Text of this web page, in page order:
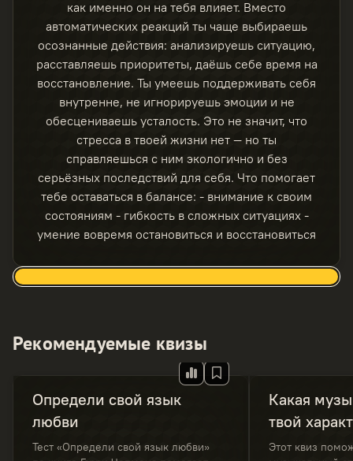
как именно он на тебя влияет. Вместо
автоматических реакций ты чаще выбираешь
осознанные действия: анализируешь ситуацию,
расставляешь приоритеты, даёшь себе время на
восстановление. Ты умеешь поддерживать себя
внутренне, не игнорируешь эмоции и не
обесцениваешь усталость. Это не значит, что
стресса в твоей жизни нет — но ты
справляешься с ним экологично и без
серьёзных последствий для себя. Что помогает
тебе оставаться в балансе: - внимание к своим
состояниям - гибкость в сложных ситуациях -
умение вовремя остановиться и восстановиться
Рекомендуемые квизы
Определи свой язык
любви
Тест «Определи свой язык любви»
Какая
твой
Этот квиз